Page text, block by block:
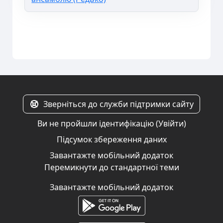
Зверніться до служби підтримки сайту
Ви не пройшли ідентифікацію (Увійти)
Підсумок збереження даних
Завантажте мобільний додаток
Перемикнути до стандартної теми
Завантажте мобільний додаток